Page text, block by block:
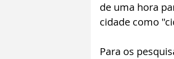
de uma hora
cidade como
Para os